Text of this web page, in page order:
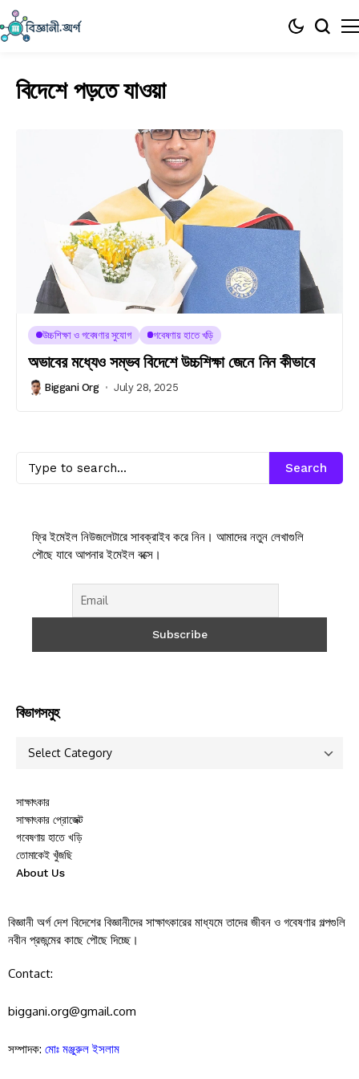
বিদেশে পড়তে যাওয়া
উচ্চশিক্ষা ও গবেষণার সুযোগ গবেষণায় হাতে খড়ি
অভাবের মধ্যেও সম্ভব বিদেশে উচ্চশিক্ষা জেনে নিন কীভাবে
Biggani Org July 28, 2025
Search
ফ্রি ইমেইল নিউজলেটারে সাবক্রাইব করে নিন। আমাদের নতুন লেখাগুলি
পৌছে যাবে আপনার ইমেইল বক্সে।
বিভাগসমুহ
সাক্ষাৎকার
সাক্ষাৎকার প্রোজেক্ট
গবেষণায় হাতে খড়ি
তোমাকেই খুঁজছি
About Us
বিজ্ঞানী অর্গ দেশ বিদেশের বিজ্ঞানীদের সাক্ষাৎকারের মাধ্যমে তাদের জীবন ও গবেষণার গল্পগুলি
নবীন প্রজন্মের কাছে পৌছে দিচ্ছে।
Contact:
biggani.org@gmail.com
সম্পাদক: মোঃ মঞ্জুরুল ইসলাম